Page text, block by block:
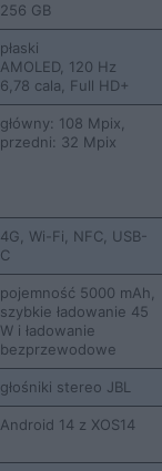
256 GB
płaski
AMOLED, 120 Hz
6,78 cala, Full HD+
główny: 108 Mpix,
przedni: 32 Mpix
4G, Wi-Fi, NFC, USB-
C
pojemność 5000 mAh,
szybkie ładowanie 45
W i ładowanie
bezprzewodowe
głośniki stereo JBL
Android 14 z XOS14